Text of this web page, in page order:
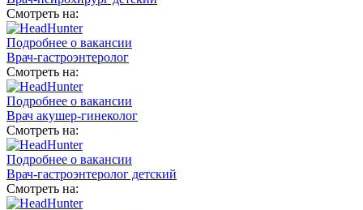
Смотреть на:
Подробнее о вакансии
Врач-гастроэнтеролог
Смотреть на:
Подробнее о вакансии
Врач акушер-гинеколог
Смотреть на:
Подробнее о вакансии
Врач-гастроэнтеролог детский
Смотреть на: